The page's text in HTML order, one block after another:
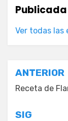
Ver todas las
de
entradas
ANTERIOR
Receta de
SIG